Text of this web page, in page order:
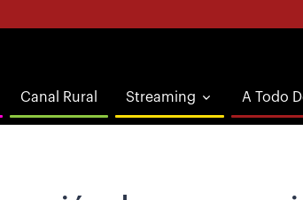
Canal Rural Streaming A Todo